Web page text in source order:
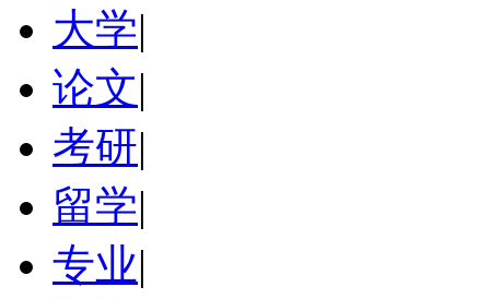
大学|
论文|
考研|
留学|
专业|